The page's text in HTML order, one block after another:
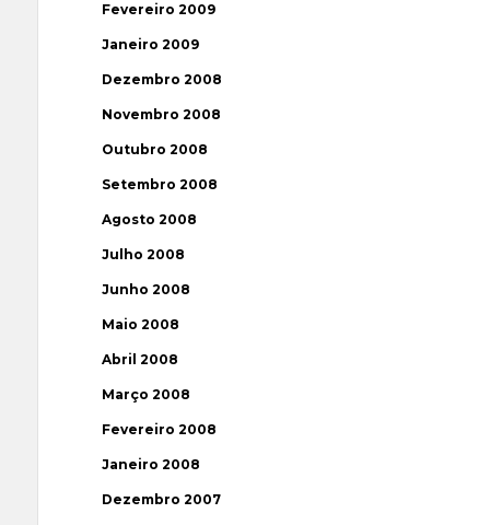
Fevereiro 2009
Janeiro 2009
Dezembro 2008
Novembro 2008
Outubro 2008
Setembro 2008
Agosto 2008
Julho 2008
Junho 2008
Maio 2008
Abril 2008
Março 2008
Fevereiro 2008
Janeiro 2008
Dezembro 2007